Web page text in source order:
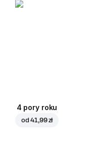
4 pory roku
od41,99 zł